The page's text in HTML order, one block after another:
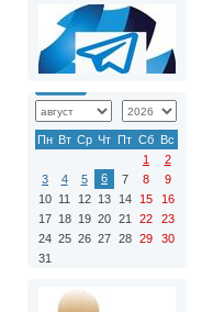
Пн Вт Ср Чт Пт Сб Вс
1
2
3
4 5 6 7 8
9
10 11 12 13 14 15
16
17 18 19 20 21 22
23
24 25 26 27 28 29
30
31